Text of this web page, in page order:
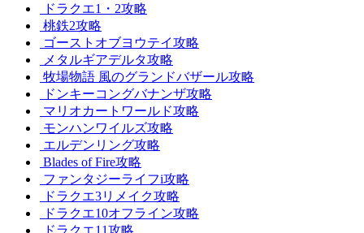
ドラクエ1・2攻略
桃鉄2攻略
ゴーストオブヨウテイ攻略
メタルギアデルタ攻略
牧場物語 風のグランドバザール攻略
ドンキーコングバナンザ攻略
マリオカートワールド攻略
モンハンワイルズ攻略
エルデンリング攻略
Blades of Fire攻略
ファンタジーライフi攻略
ドラクエ3リメイク攻略
ドラクエ10オフライン攻略
ドラクエ11攻略